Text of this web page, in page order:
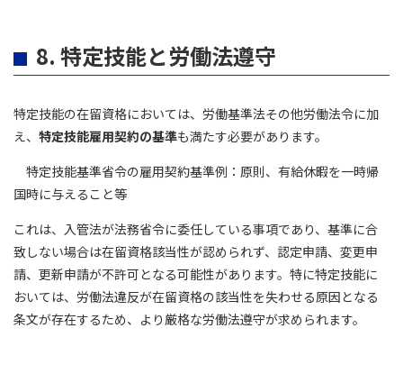
8. 特定技能と労働法遵守
特定技能の在留資格においては、労働基準法その他労働法令に加
え、 特定技能雇用契約の基準も満たす必要があります。
特定技能基準省令の雇用契約基準例：原則、有給休暇を一時帰
国時に与えること等
これは、入管法が法務省令に委任している事項であり、基準に合
致しない場合は在留資格該当性が認められず、認定申請、変更申
請、更新申請が不許可となる可能性があります。特に特定技能に
おいては、労働法違反が在留資格の該当性を失わせる原因となる
条文が存在するため、より厳格な労働法遵守が求められます。